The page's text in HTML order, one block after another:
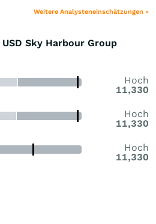
Weitere Analysteneinschätzungen »
Sky Harbour Group
Hoch
11,330
Hoch
11,330
Hoch
11,330